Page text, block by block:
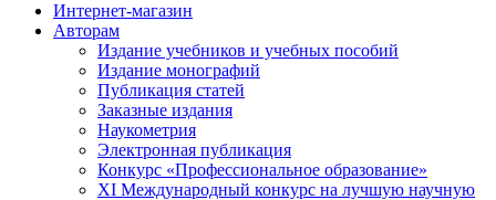
Интернет-магазин
Авторам
Издание учебников и учебных пособий
Издание монографий
Публикация статей
Заказные издания
Наукометрия
Электронная публикация
Конкурс «Профессиональное образование»
XI Международный конкурс на лучшую научную